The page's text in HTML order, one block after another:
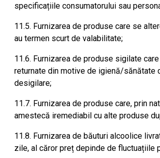
specificațiile consumatorului sau
11.5. Furnizarea de produse care se
au termen scurt de valabilitate;
11.6. Furnizarea de produse sigilate
returnate din motive de igienă/sănătate
desigilare;
11.7. Furnizarea de produse care, prin
amestecă iremediabil cu alte produse
11.8. Furnizarea de băuturi alcoolice
zile, al căror preț depinde de fluctuațiile